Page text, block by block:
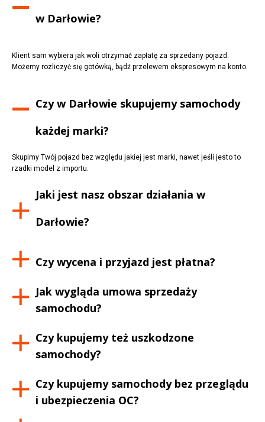
w Darłowie?
Klient sam wybiera jak woli otrzymać zapłatę za sprzedany pojazd.
Możemy rozliczyć się gotówką, bądź przelewem ekspresowym na konto.
Czy w Darłowie skupujemy samochody
każdej marki?
Skupimy Twój pojazd bez względu jakiej jest marki, nawet jeśli jesto to
rzadki model z importu.
Jaki jest nasz obszar działania w
Darłowie?
Czy wycena i przyjazd jest płatna?
Jak wygląda umowa sprzedaży
samochodu?
Czy kupujemy też uszkodzone
samochody?
Czy kupujemy samochody bez przeglądu
i ubezpieczenia OC?